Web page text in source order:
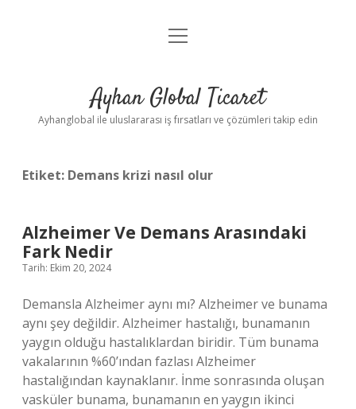
Anasayfa
Yasal Uyarı
menüyü
Ayhan Global Ticaret
Ayhanglobal ile uluslararası iş fırsatları ve çözümleri takip edin
Etiket: Demans krizi nasıl olur
Alzheimer Ve Demans Arasındaki
Fark Nedir
Tarih: Ekim 20, 2024
Demansla Alzheimer aynı mı? Alzheimer ve bunama
aynı şey değildir. Alzheimer hastalığı, bunamanın
yaygın olduğu hastalıklardan biridir. Tüm bunama
vakalarının %60’ından fazlası Alzheimer
hastalığından kaynaklanır. İnme sonrasında oluşan
vasküler bunama, bunamanın en yaygın ikinci